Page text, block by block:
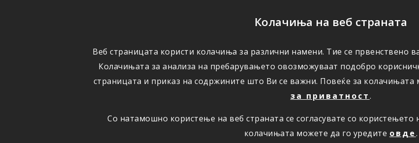
Колачиња на веб страната
Веб страницата користи колачиња за различни намени. Тие се првенствено
Колачињата за анализа на пребарувањето овозможуваат подобро
страницата и приказ на содржините што Ви се важни. Повеќе за колачињата
за приватност.
Со натамошно користење на веб страната се согласувате со
колачињата можете да го уредите овде.
ОСИГУРУВАЊЕ ШТЕТИ ПОВОЛНОСТИ КОРИСНО ЗА НАС